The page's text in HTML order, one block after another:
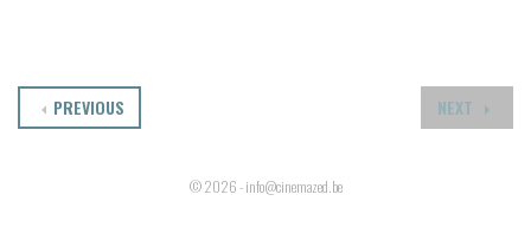
NEXT
PREVIOUS
© 2026 - info@cinemazed.be